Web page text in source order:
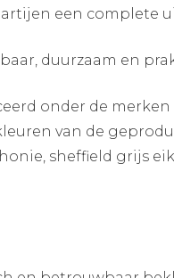
een complete
duurzaam en
onder de merken
van de
sheffield grijs